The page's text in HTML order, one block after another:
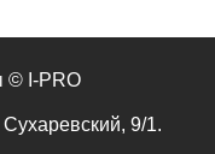
© I-PRO
9/1.